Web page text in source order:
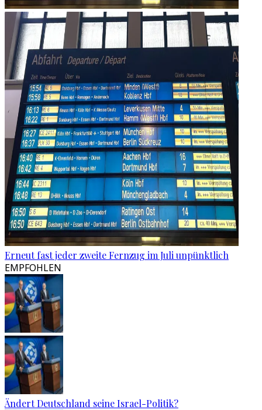
Erneut fast jeder zweite Fernzug im Juli unpünktlich
EMPFOHLEN
Ändert Deutschland seine Israel-Politik?